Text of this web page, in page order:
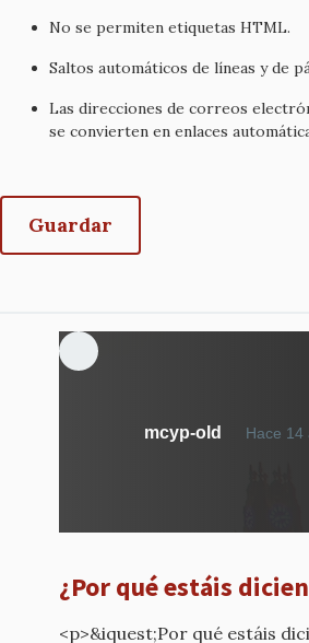
No se permiten etiquetas HTML.
Saltos automáticos de líneas y de
Las direcciones de correos
se convierten en enlaces
mcyp-old Hace 14
¿Por qué estáis
<p>&iquest;Por qué estáis